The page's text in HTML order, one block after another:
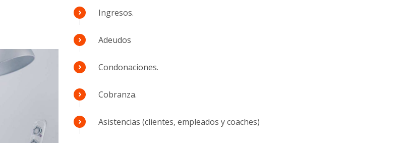
Ingresos.
Adeudos
Condonaciones.
Cobranza.
Asistencias (clientes, empleados y coaches)